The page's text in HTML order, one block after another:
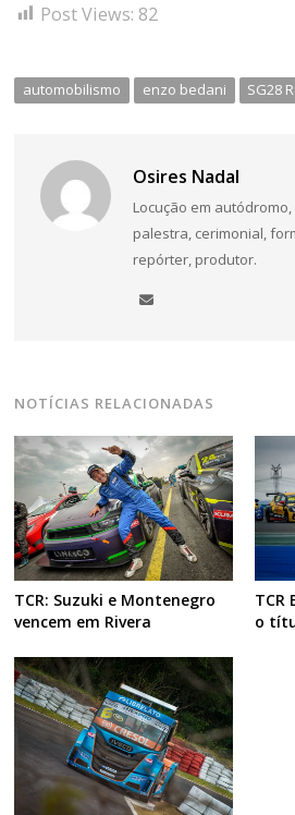
Post Views: 82
automobilismo enzo bedani SG28
Osires Nadal
Locução em
palestra, cerimonial,
repórter, produtor.
NOTÍCIAS RELACIONADAS
TCR: Suzuki e Montenegro
vencem em Rivera
TCR
o